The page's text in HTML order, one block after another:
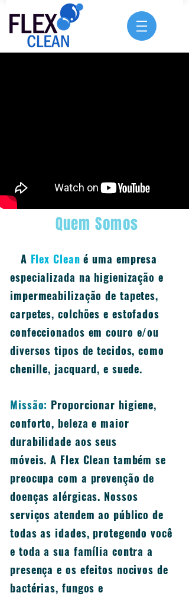
Quem Somos
A Flex Clean é uma empresa
especializada na higienização e
impermeabilização de tapetes,
carpetes, colchões e estofados
confeccionados em couro e/ou
diversos tipos de tecidos, como
chenille, jacquard, e suede.
Missão: Proporcionar higiene,
conforto, beleza e maior
durabilidade aos seus
móveis. A Flex Clean também se
preocupa com a prevenção de
doenças alérgicas. Nossos
serviços atendem ao público de
todas as idades, protegendo você
e toda a sua família contra a
presença e os efeitos nocivos de
bactérias, fungos e